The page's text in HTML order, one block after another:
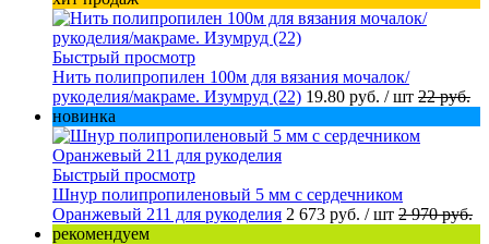
Быстрый просмотр
Нить полипропилен 100м для вязания мочалок/
рукоделия/макраме. Изумруд (22) 19.80 руб. / шт 22 руб.
новинка
Быстрый просмотр
Шнур полипропиленовый 5 мм с сердечником
Оранжевый 211 для рукоделия 2 673 руб. / шт 2 970 руб.
рекомендуем